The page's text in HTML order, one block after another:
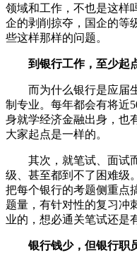
领域和工作，不也是这样
企的剥削掠夺，国企的等
些这样那样的问题。
到银行工作，至少起
而为什么银行是应届生
制专业。每年都会有将近
身就学经济金融出身，也
大家起点是一样的。
其次，就笔试、面试而
级、甚至都到不了困难级
把每个银行的考题侧重点
题量，有针对性的复习冲
业的，想必通关笔试还是
银行钱少，但银行职